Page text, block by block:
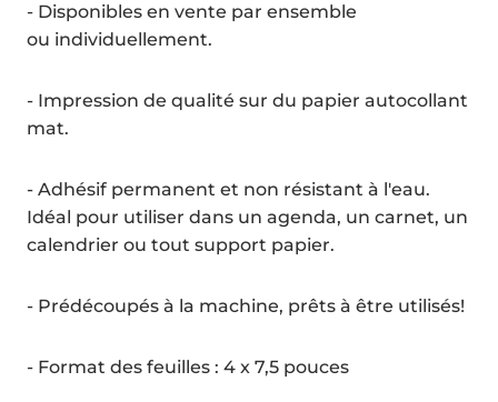
- Disponibles en vente par ensemble
ou individuellement.
- Impression de qualité sur du papier autocollant
mat.
- Adhésif permanent et non résistant à l'eau.
Idéal pour utiliser dans un agenda, un carnet, un
calendrier ou tout support papier.
- Prédécoupés à la machine, prêts à être utilisés!
- Format des feuilles : 4 x 7,5 pouces